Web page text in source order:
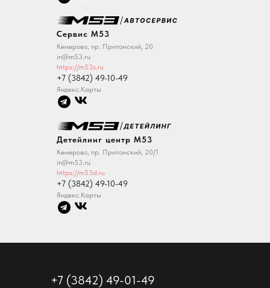
Детейлинг центр M53
Кемерово, пр. Притомский, 20/1
+7 (3842) 49-10-49
https://m53d.ru
Яндекс.Карты
in@m53.ru
Сервис М53
Кемерово, пр. Притомский, 20
+7 (3842) 49-10-49
https://m53s.ru
Яндекс.Карты
in@m53.ru
+7 (3842) 49-01-49